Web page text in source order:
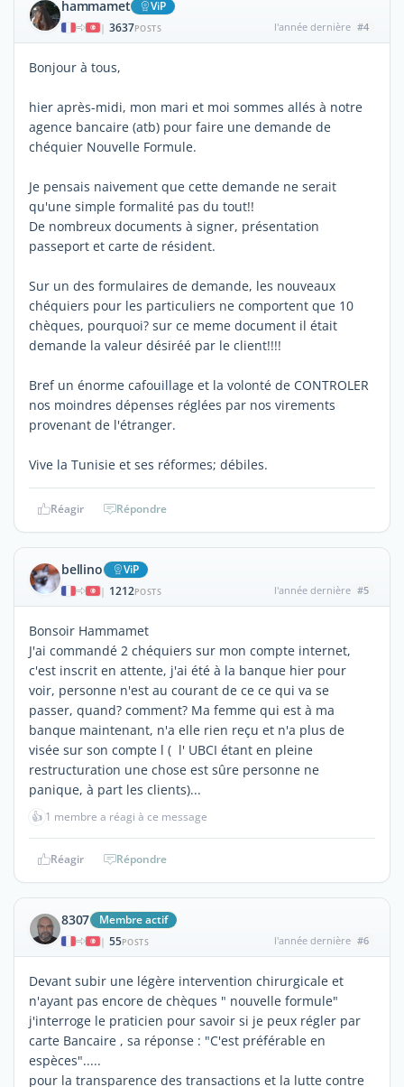
hammamet ViP
| 3637POSTS l'année dernière #4
Bonjour à tous,
hier après-midi, mon mari et moi sommes allés à notre
agence bancaire (atb) pour faire une demande de
chéquier Nouvelle Formule.
Je pensais naivement que cette demande ne serait
qu'une simple formalité pas du tout!!
De nombreux documents à signer, présentation
passeport et carte de résident.
Sur un des formulaires de demande, les nouveaux
chéquiers pour les particuliers ne comportent que 10
chèques, pourquoi? sur ce meme document il était
demande la valeur désiréé par le client!!!!
Bref un énorme cafouillage et la volonté de CONTROLER
nos moindres dépenses réglées par nos virements
provenant de l'étranger.
Vive la Tunisie et ses réformes; débiles.
Réagir Répondre
bellino ViP
| 1212POSTS l'année dernière #5
Bonsoir Hammamet
J'ai commandé 2 chéquiers sur mon compte internet,
c'est inscrit en attente, j'ai été à la banque hier pour
voir, personne n'est au courant de ce ce qui va se
passer, quand? comment? Ma femme qui est à ma
banque maintenant, n'a elle rien reçu et n'a plus de
visée sur son compte l ( l' UBCI étant en pleine
restructuration une chose est sûre personne ne
panique, à part les clients)...
👍 1 membre a réagi à ce message
Réagir Répondre
8307 Membre actif
| 55POSTS l'année dernière #6
Devant subir une légère intervention chirurgicale et
n'ayant pas encore de chèques " nouvelle formule"
j'interroge le praticien pour savoir si je peux régler par
carte Bancaire , sa réponse : "C'est préférable en
espèces".....
pour la transparence des transactions et la lutte contre